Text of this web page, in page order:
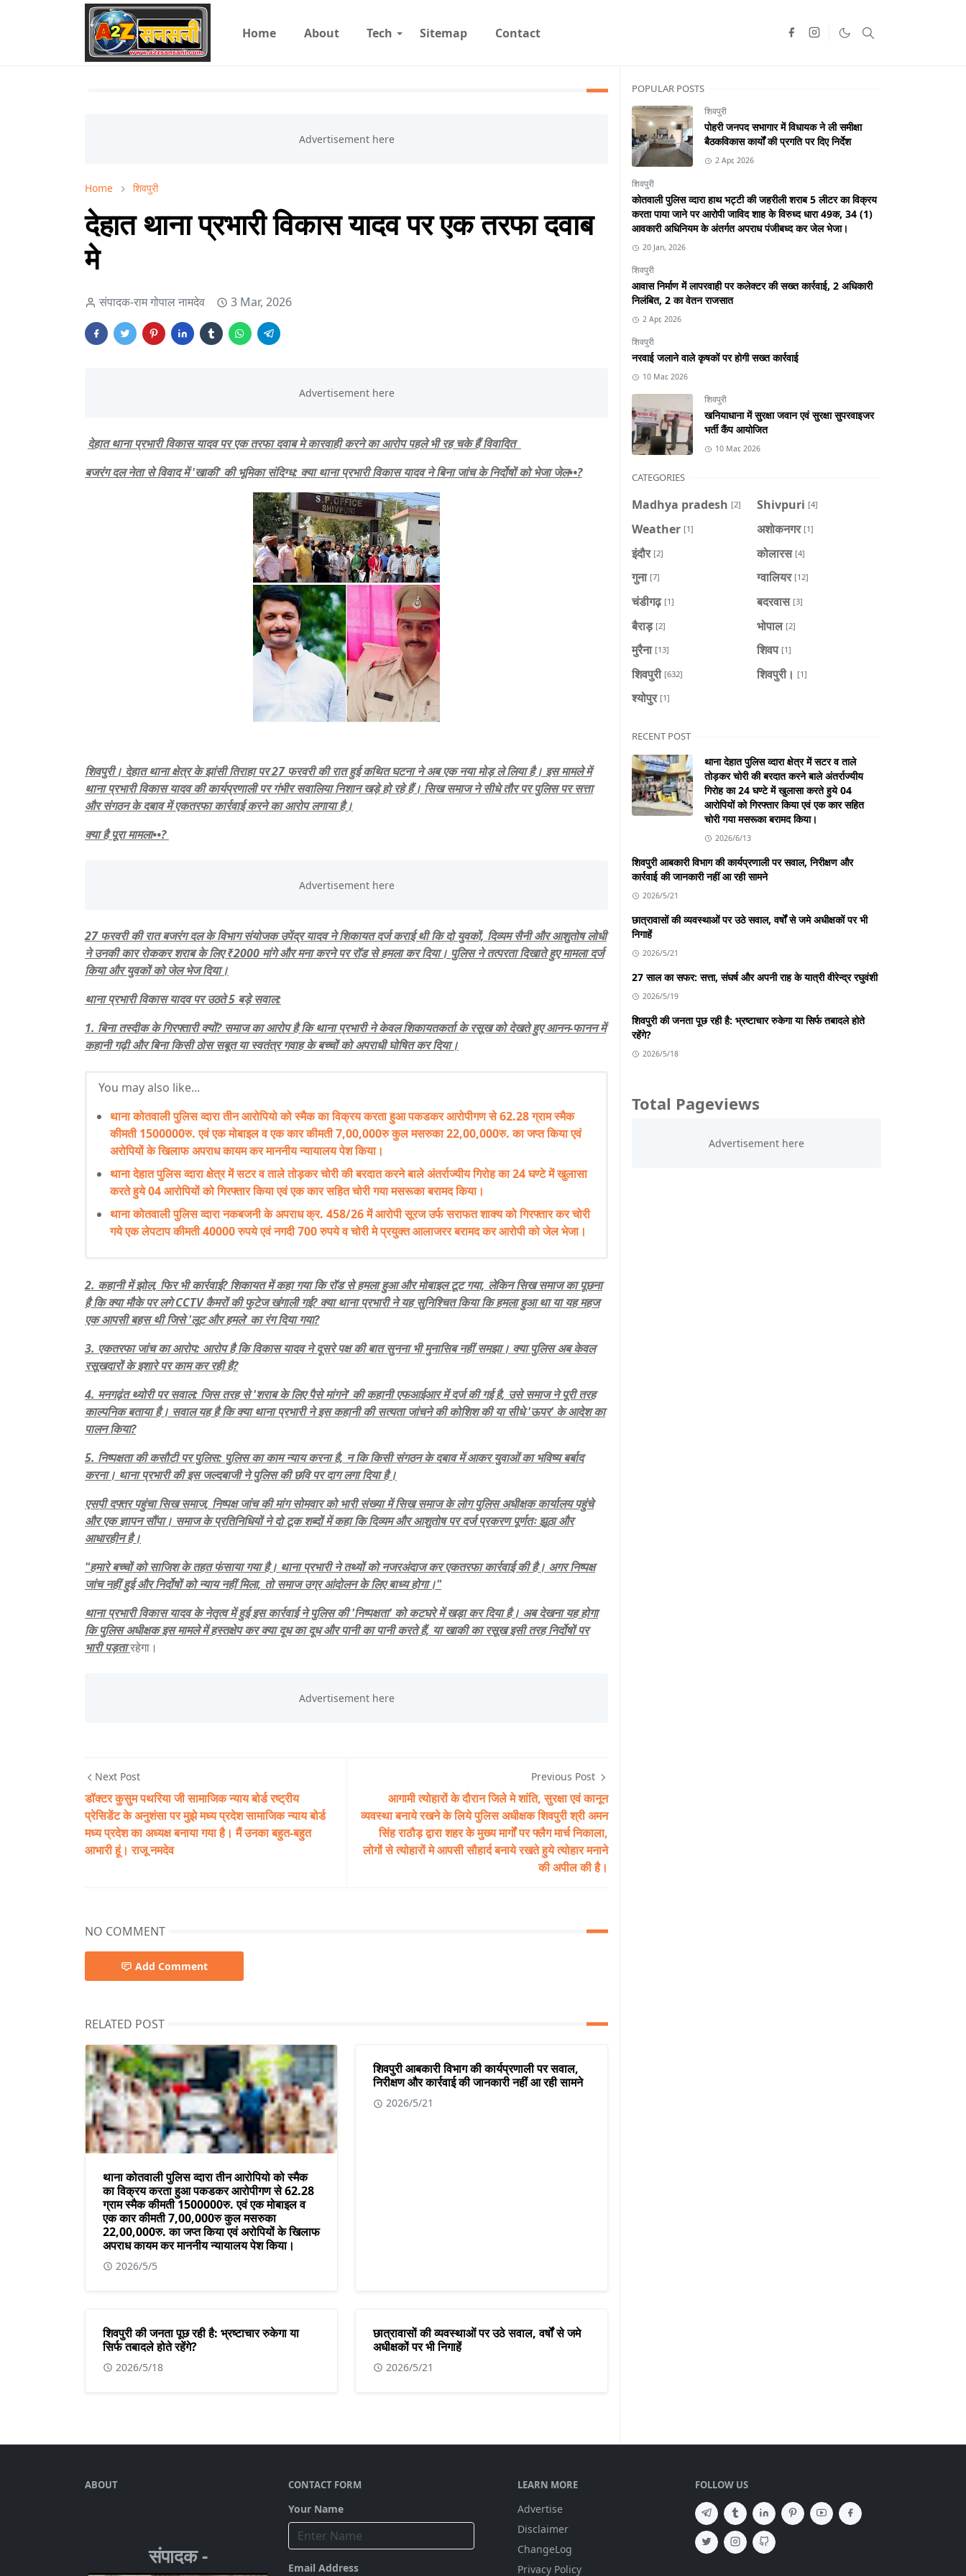
Home About Tech Sitemap Contact
Home शिवपुरी
देहात थाना प्रभारी विकास यादव पर एक तरफा दवाब
मे
संपादक-राम गोपाल नामदेव 3 Mar, 2026
देहात थाना प्रभारी विकास यादव पर एक तरफा दवाब मे कारवाही करने का आरोप पहले भी रह चके हैं विवादित
बजरंग दल नेता से विवाद में 'खाकी' की भूमिका संदिग्ध: क्या थाना प्रभारी विकास यादव ने बिना जांच के निर्दोषों को भेजा जेल••?
शिवपुरी। देहात थाना क्षेत्र के झांसी तिराहा पर 27 फरवरी की रात हुई कथित घटना ने अब एक नया मोड़ ले लिया है। इस मामले में
थाना प्रभारी विकास यादव की कार्यप्रणाली पर गंभीर सवालिया निशान खड़े हो रहे हैं। सिख समाज ने सीधे तौर पर पुलिस पर सत्ता
और संगठन के दबाव में एकतरफा कार्रवाई करने का आरोप लगाया है।
क्या है पूरा मामला••?
27 फरवरी की रात बजरंग दल के विभाग संयोजक उपेंद्र यादव ने शिकायत दर्ज कराई थी कि दो युवकों, दिव्यम सैनी और आशुतोष लोधी
ने उनकी कार रोककर शराब के लिए ₹2000 मांगे और मना करने पर रॉड से हमला कर दिया। पुलिस ने तत्परता दिखाते हुए मामला दर्ज
किया और युवकों को जेल भेज दिया।
थाना प्रभारी विकास यादव पर उठते 5 बड़े सवाल:
1. बिना तस्दीक के गिरफ्तारी क्यों? समाज का आरोप है कि थाना प्रभारी ने केवल शिकायतकर्ता के रसूख को देखते हुए आनन-फानन में
कहानी गढ़ी और बिना किसी ठोस सबूत या स्वतंत्र गवाह के बच्चों को अपराधी घोषित कर दिया।
You may also like...
थाना कोतवाली पुलिस व्दारा तीन आरोपियो को स्मैक का विक्रय करता हुआ पकडकर आरोपीगण से 62.28 ग्राम स्मैक
कीमती 1500000रु. एवं एक मोबाइल व एक कार कीमती 7,00,000रु कुल मसरुका 22,00,000रु. का जप्त किया एवं
अरोपियों के खिलाफ अपराध कायम कर माननीय न्यायालय पेश किया।
थाना देहात पुलिस व्दारा क्षेत्र में सटर व ताले तोड़कर चोरी की बरदात करने बाले अंतर्राज्यीय गिरोह का 24 घण्टे में खुलासा
करते हुये 04 आरोपियों को गिरफ्तार किया एवं एक कार सहित चोरी गया मसरूका बरामद किया।
थाना कोतवाली पुलिस व्दारा नकबजनी के अपराध क्र. 458/26 में आरोपी सूरज उर्फ सराफत शाक्य को गिरफ्तार कर चोरी
गये एक लेपटाप कीमती 40000 रुपये एवं नगदी 700 रुपये व चोरी मे प्रयुक्त आलाजरर बरामद कर आरोपी को जेल भेजा।
2. कहानी में झोल, फिर भी कार्रवाई? शिकायत में कहा गया कि रॉड से हमला हुआ और मोबाइल टूट गया, लेकिन सिख समाज का पूछना
है कि क्या मौके पर लगे CCTV कैमरों की फुटेज खंगाली गई? क्या थाना प्रभारी ने यह सुनिश्चित किया कि हमला हुआ था या यह महज
एक आपसी बहस थी जिसे 'लूट और हमले' का रंग दिया गया?
3. एकतरफा जांच का आरोप: आरोप है कि विकास यादव ने दूसरे पक्ष की बात सुनना भी मुनासिब नहीं समझा। क्या पुलिस अब केवल
रसूखदारों के इशारे पर काम कर रही है?
4. मनगढ़ंत थ्योरी पर सवाल: जिस तरह से 'शराब के लिए पैसे मांगने' की कहानी एफआईआर में दर्ज की गई है, उसे समाज ने पूरी तरह
काल्पनिक बताया है। सवाल यह है कि क्या थाना प्रभारी ने इस कहानी की सत्यता जांचने की कोशिश की या सीधे 'ऊपर' के आदेश का
पालन किया?
5. निष्पक्षता की कसौटी पर पुलिस: पुलिस का काम न्याय करना है, न कि किसी संगठन के दबाव में आकर युवाओं का भविष्य बर्बाद
करना। थाना प्रभारी की इस जल्दबाजी ने पुलिस की छवि पर दाग लगा दिया है।
एसपी दफ्तर पहुंचा सिख समाज, निष्पक्ष जांच की मांग सोमवार को भारी संख्या में सिख समाज के लोग पुलिस अधीक्षक कार्यालय पहुंचे
और एक ज्ञापन सौंपा। समाज के प्रतिनिधियों ने दो टूक शब्दों में कहा कि दिव्यम और आशुतोष पर दर्ज प्रकरण पूर्णतः झूठा और
आधारहीन है।
"हमारे बच्चों को साजिश के तहत फंसाया गया है। थाना प्रभारी ने तथ्यों को नजरअंदाज कर एकतरफा कार्रवाई की है। अगर निष्पक्ष
जांच नहीं हुई और निर्दोषों को न्याय नहीं मिला, तो समाज उग्र आंदोलन के लिए बाध्य होगा।"
थाना प्रभारी विकास यादव के नेतृत्व में हुई इस कार्रवाई ने पुलिस की 'निष्पक्षता' को कटघरे में खड़ा कर दिया है। अब देखना यह होगा
कि पुलिस अधीक्षक इस मामले में हस्तक्षेप कर क्या दूध का दूध और पानी का पानी करते हैं, या खाकी का रसूख इसी तरह निर्दोषों पर
भारी पड़तारहेगा।
Next Post
डॉक्टर कुसुम पथरिया जी सामाजिक न्याय बोर्ड रष्ट्रीय
प्रेसिडेंट के अनुशंसा पर मुझे मध्य प्रदेश सामाजिक न्याय बोर्ड
मध्य प्रदेश का अध्यक्ष बनाया गया है। मैं उनका बहुत-बहुत
आभारी हूं। राजू नमदेव
Previous Post
आगामी त्योहारों के दौरान जिले मे शांति, सुरक्षा एवं कानून
व्यवस्था बनाये रखने के लिये पुलिस अधीक्षक शिवपुरी श्री अमन
सिंह राठौड़ द्वारा शहर के मुख्य मार्गों पर फ्लैग मार्च निकाला,
लोगों से त्योहारों मे आपसी सौहार्द बनाये रखते हुये त्योहार मनाने
की अपील की है।
NO COMMENT
Add Comment
RELATED POST
थाना कोतवाली पुलिस व्दारा तीन आरोपियो को स्मैक
का विक्रय करता हुआ पकडकर आरोपीगण से 62.28
ग्राम स्मैक कीमती 1500000रु. एवं एक मोबाइल व
एक कार कीमती 7,00,000रु कुल मसरुका
22,00,000रु. का जप्त किया एवं अरोपियों के खिलाफ
अपराध कायम कर माननीय न्यायालय पेश किया।
2026/5/5
शिवपुरी आबकारी विभाग की कार्यप्रणाली पर सवाल,
निरीक्षण और कार्रवाई की जानकारी नहीं आ रही सामने
2026/5/21
शिवपुरी की जनता पूछ रही है: भ्रष्टाचार रुकेगा या
सिर्फ तबादले होते रहेंगे?
2026/5/18
छात्रावासों की व्यवस्थाओं पर उठे सवाल, वर्षों से जमे
अधीक्षकों पर भी निगाहें
2026/5/21
POPULAR POSTS
शिवपुरी
पोहरी जनपद सभागार में विधायक ने ली समीक्षा
बैठकविकास कार्यों की प्रगति पर दिए निर्देश
2 Apr, 2026
शिवपुरी
कोतवाली पुलिस व्दारा हाथ भट्टी की जहरीली शराब 5 लीटर का विक्रय
करता पाया जाने पर आरोपी जाविद शाह के विरुध्द धारा 49क, 34 (1)
आवकारी अधिनियम के अंतर्गत अपराध पंजीबध्द कर जेल भेजा।
20 Jan, 2026
शिवपुरी
आवास निर्माण में लापरवाही पर कलेक्टर की सख्त कार्रवाई, 2 अधिकारी
निलंबित, 2 का वेतन राजसात
2 Apr, 2026
शिवपुरी
नरवाई जलाने वाले कृषकों पर होगी सख्त कार्रवाई
10 Mar, 2026
शिवपुरी
खनियाधाना में सुरक्षा जवान एवं सुरक्षा सुपरवाइजर
भर्ती कैंप आयोजित
10 Mar, 2026
CATEGORIES
Madhya pradesh [2] Shivpuri [4]
Weather [1] अशोकनगर [1]
इंदौर [2] कोलारस [4]
गुना [7] ग्वालियर [12]
चंडीगढ़ [1] बदरवास [3]
बैराड़ [2] भोपाल [2]
मुरैना [13] शिवप [1]
शिवपुरी [632] शिवपुरी। [1]
श्योपुर [1]
RECENT POST
थाना देहात पुलिस व्दारा क्षेत्र में सटर व ताले
तोड़कर चोरी की बरदात करने बाले अंतर्राज्यीय
गिरोह का 24 घण्टे में खुलासा करते हुये 04
आरोपियों को गिरफ्तार किया एवं एक कार सहित
चोरी गया मसरूका बरामद किया।
2026/6/13
शिवपुरी आबकारी विभाग की कार्यप्रणाली पर सवाल, निरीक्षण और
कार्रवाई की जानकारी नहीं आ रही सामने
2026/5/21
छात्रावासों की व्यवस्थाओं पर उठे सवाल, वर्षों से जमे अधीक्षकों पर भी
निगाहें
2026/5/21
27 साल का सफर: सत्ता, संघर्ष और अपनी राह के यात्री वीरेन्द्र रघुवंशी
2026/5/19
शिवपुरी की जनता पूछ रही है: भ्रष्टाचार रुकेगा या सिर्फ तबादले होते
रहेंगे?
2026/5/18
Total Pageviews
ABOUT
संपादक -
CONTACT FORM
Your Name
Email Address
LEARN MORE
Advertise
Disclaimer
ChangeLog
Privacy Policy
FOLLOW US